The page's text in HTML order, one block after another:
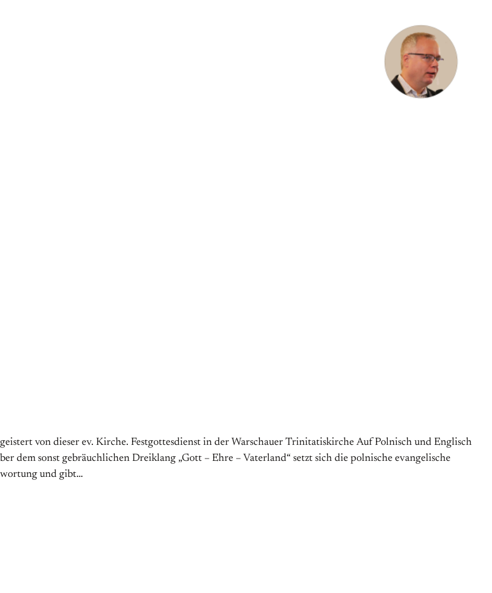
von dieser ev. Kirche. Festgottesdienst in der Warschauer Trinitatiskirche Auf Polnisch und Englisch
dem sonst gebräuchlichen Dreiklang „Gott – Ehre – Vaterland“ setzt sich die polnische evangelische
und gibt…